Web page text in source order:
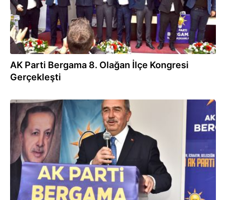
AK Parti Bergama 8. Olağan İlçe Kongresi
Gerçekleşti
19.10.2024